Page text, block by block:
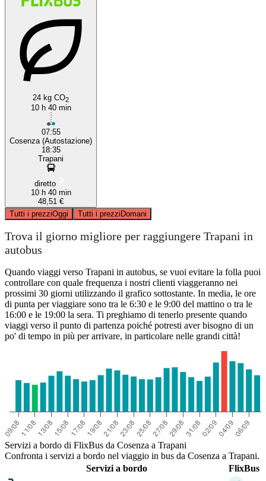
Trapani
24 kg CO2
10 h 40 min
07:55
Cosenza (Autostazione)
18:35
Trapani
diretto
10 h 40 min
48,51 €
Tutti i prezziOggi Tutti i prezziDomani
Trova il giorno migliore per raggiungere Trapani in
autobus
Quando viaggi verso Trapani in autobus, se vuoi evitare la folla puoi
controllare con quale frequenza i nostri clienti viaggeranno nei
prossimi 30 giorni utilizzando il grafico sottostante. In media, le ore
di punta per viaggiare sono tra le 6:30 e le 9:00 del mattino o tra le
16:00 e le 19:00 la sera. Ti preghiamo di tenerlo presente quando
viaggi verso il punto di partenza poiché potresti aver bisogno di un
po' di tempo in più per arrivare, in particolare nelle grandi città!
Servizi a bordo di FlixBus da Cosenza a Trapani
Confronta i servizi a bordo nel viaggio in bus da Cosenza a Trapani.
Servizi a bordo
FlixBus